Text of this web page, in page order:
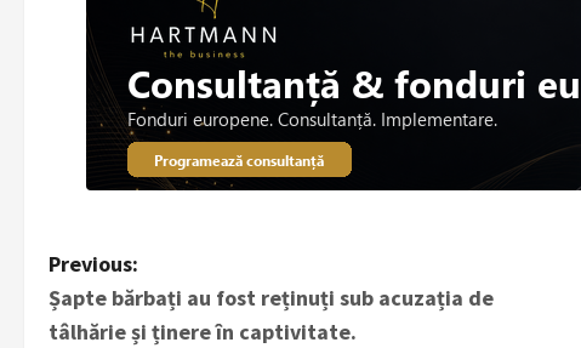
P
o
Previous:
Șapte bărbați au fost reținuți sub acuzația de
tâlhărie și ținere în captivitate.